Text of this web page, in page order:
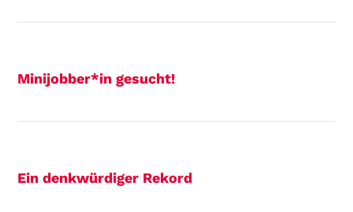
Minijobber*in gesucht!
Ein denkwürdiger Rekord